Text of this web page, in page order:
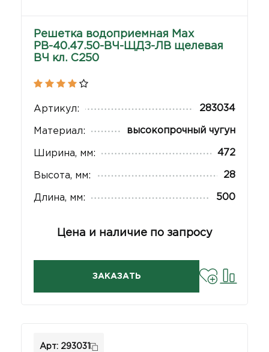
Решетка водоприемная Max
РВ-40.47.50-ВЧ-ЩДЗ-ЛВ щелевая
ВЧ кл. C250
Артикул: 283034
Материал: высокопрочный чугун
Ширина, мм: 472
Высота, мм: 28
Длина, мм: 500
Цена и наличие по запросу
ЗАКАЗАТЬ
Арт: 293031